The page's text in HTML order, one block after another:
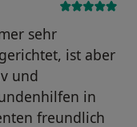
sehr
ist aber
und
in
freundlich